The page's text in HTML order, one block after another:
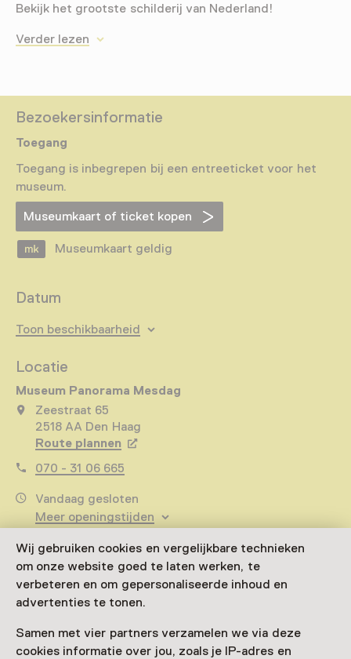
Wij gebruiken cookies en vergelijkbare technieken
om onze website goed te laten werken, te
verbeteren en om gepersonaliseerde inhoud en
advertenties te tonen.
Samen met vier partners verzamelen we via deze
cookies informatie over jou, zoals je IP-adres en
Bekijk het grootste schilderij van Nederland!
Verder lezen
Bezoekersinformatie
Toegang
Toegang is inbegrepen bij een entreeticket voor het
museum.
Museumkaart of ticket kopen
Museumkaart geldig
Datum
Toon beschikbaarheid
Locatie
Museum Panorama Mesdag
Zeestraat 65
2518 AA Den Haag
Route plannen Opent in een nieuw tabblad
070 - 31 06 665
Vandaag gesloten
Meer openingstijden
Zien & doen in Museum
Panorama Mesdag